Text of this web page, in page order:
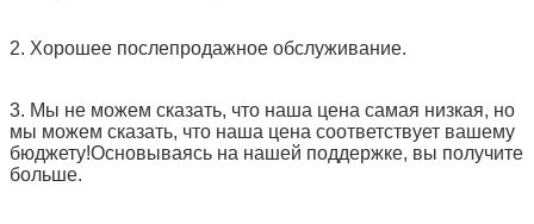
2. Хорошее послепродажное обслуживание.
3. Мы не можем сказать, что наша цена самая низкая, но
мы можем сказать, что наша цена соответствует вашему
бюджету!Основываясь на нашей поддержке, вы получите
больше.